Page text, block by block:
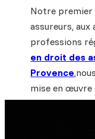
Notre premier
assureurs,
professions
en droit des
Provence
mise en œuvre
qu’il s’agisse
complexes.